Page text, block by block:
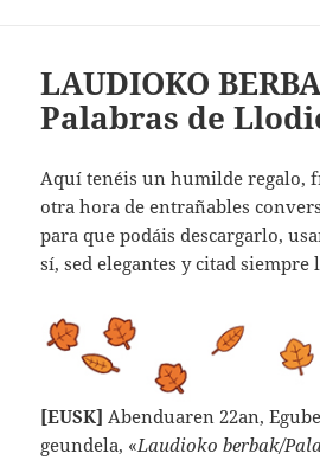
LAUDIOKO
Palabras de
Aquí tenéis un humilde regalo,
otra hora de entrañables
para que podáis descargarlo,
sí, sed elegantes y citad siempre
[EUSK] Abenduaren 22an,
geundela, «Laudioko berbak/